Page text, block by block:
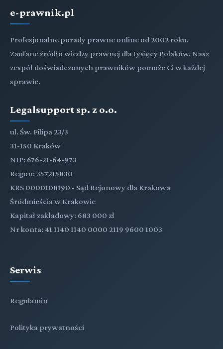
e-prawnik.pl
Profesjonalne porady prawne online od 2002 roku.
Zaufane źródło wiedzy prawnej dla tysięcy Polaków. Nasz
zespół doświadczonych prawników pomoże Ci w każdej
sprawie.
Legalsupport sp. z o.o.
ul. Św. Filipa 23/3
31-150 Kraków
NIP: 676-21-64-973
Regon: 357215830
KRS 0000108190 - Sąd Rejonowy dla Krakowa
Śródmieścia w Krakowie
Kapitał zakładowy: 683 000 zł
Nr konta: 41 1140 1140 0000 2119 9600 1003
Serwis
Regulamin
Polityka prywatności